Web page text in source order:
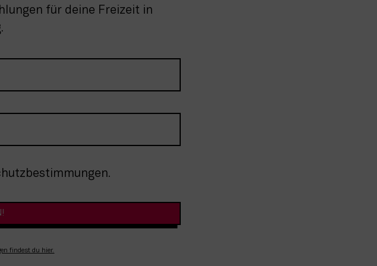
für deine Freizeit in
findest du hier.